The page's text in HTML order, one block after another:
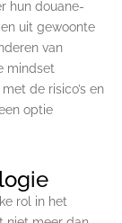
hun douane-
uit gewoonte
van
mindset
de risico’s en
optie
rol in het